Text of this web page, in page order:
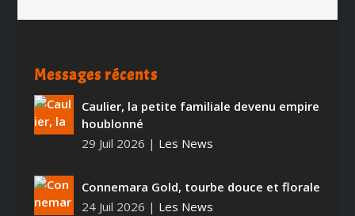
Messages récents
Caulier, la petite familiale devenu empire
houblonné
29 Juil 2026 | Les News
Connemara Gold, tourbe douce et florale
24 Juil 2026 | Les News